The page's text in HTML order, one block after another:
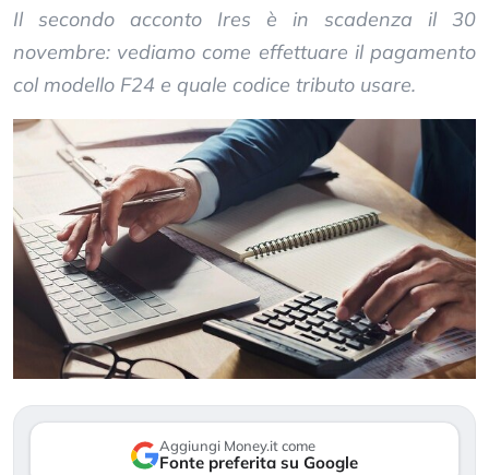
Il secondo acconto Ires è in scadenza il 30
novembre: vediamo come effettuare il pagamento
col modello F24 e quale codice tributo usare.
Aggiungi Money.it come
Fonte preferita su Google